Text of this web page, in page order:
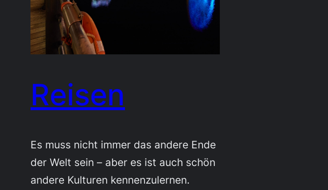
Reisen
Es muss nicht immer das andere Ende
der Welt sein – aber es ist auch schön
andere Kulturen kennenzulernen.